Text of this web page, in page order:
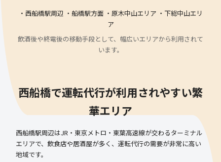
・西船橋駅周辺 ・船橋駅方面 ・原木中山エリア ・下総中山エリ
ア
飲酒後や終電後の移動手段として、幅広いエリアから利用されて
います。
西船橋で運転代行が利用されやすい繁
華エリア
西船橋駅周辺はJR・東京メトロ・東葉高速線が交わるターミナル
エリアで、飲食店や居酒屋が多く、運転代行の需要が非常に高い
地域です。